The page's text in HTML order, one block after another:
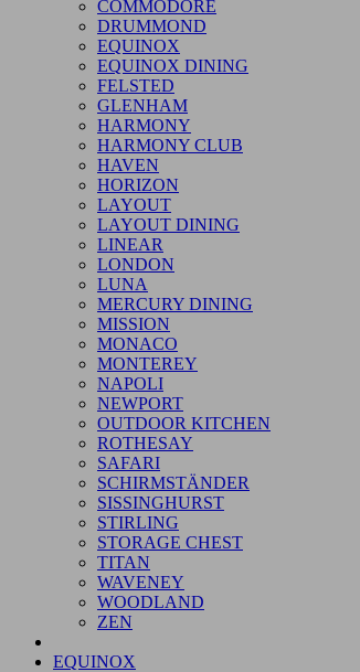
COMMODORE
DRUMMOND
EQUINOX
EQUINOX DINING
FELSTED
GLENHAM
HARMONY
HARMONY CLUB
HAVEN
HORIZON
LAYOUT
LAYOUT DINING
LINEAR
LONDON
LUNA
MERCURY DINING
MISSION
MONACO
MONTEREY
NAPOLI
NEWPORT
OUTDOOR KITCHEN
ROTHESAY
SAFARI
SCHIRMSTÄNDER
SISSINGHURST
STIRLING
STORAGE CHEST
TITAN
WAVENEY
WOODLAND
ZEN
EQUINOX